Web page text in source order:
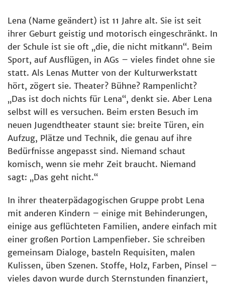
Lena (Name geändert) ist 11 Jahre alt. Sie ist seit
ihrer Geburt geistig und motorisch eingeschränkt. In
der Schule ist sie oft „die, die nicht mitkann“. Beim
Sport, auf Ausflügen, in AGs – vieles findet ohne sie
statt. Als Lenas Mutter von der Kulturwerkstatt
hört, zögert sie. Theater? Bühne? Rampenlicht?
„Das ist doch nichts für Lena“, denkt sie. Aber Lena
selbst will es versuchen. Beim ersten Besuch im
neuen Jugendtheater staunt sie: breite Türen, ein
Aufzug, Plätze und Technik, die genau auf ihre
Bedürfnisse angepasst sind. Niemand schaut
komisch, wenn sie mehr Zeit braucht. Niemand
sagt: „Das geht nicht.“
In ihrer theaterpädagogischen Gruppe probt Lena
mit anderen Kindern – einige mit Behinderungen,
einige aus geflüchteten Familien, andere einfach mit
einer großen Portion Lampenfieber. Sie schreiben
gemeinsam Dialoge, basteln Requisiten, malen
Kulissen, üben Szenen. Stoffe, Holz, Farben, Pinsel –
vieles davon wurde durch Sternstunden finanziert,